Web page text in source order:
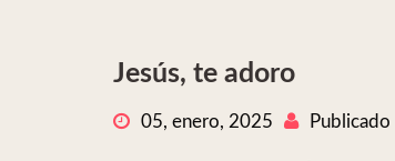
Jesús, te adoro
05, enero, 2025 Publicado